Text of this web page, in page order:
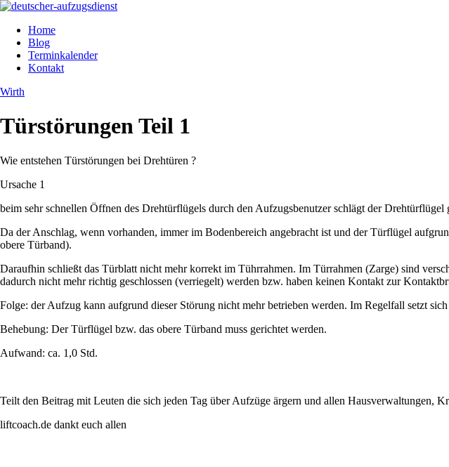
Home
Blog
Terminkalender
Kontakt
Wirth
Türstörungen Teil 1
Wie entstehen Türstörungen bei Drehtüren ?
Ursache 1
beim sehr schnellen Öffnen des Drehtürflügels durch den Aufzugsbenutzer schlägt der Drehtürflügel
Da der Anschlag, wenn vorhanden, immer im Bodenbereich angebracht ist und der Türflügel
obere Türband).
Daraufhin schließt das Türblatt nicht mehr korrekt im Tührrahmen. Im Türrahmen (Zarge) sind
dadurch nicht mehr richtig geschlossen (verriegelt) werden bzw. haben keinen Kontakt zur
Folge: der Aufzug kann aufgrund dieser Störung nicht mehr betrieben werden. Im Regelfall setzt
Behebung: Der Türflügel bzw. das obere Türband muss gerichtet werden.
Aufwand: ca. 1,0 Std.
Teilt den Beitrag mit Leuten die sich jeden Tag über Aufzüge ärgern und allen Hausverwaltungen,
liftcoach.de dankt euch allen